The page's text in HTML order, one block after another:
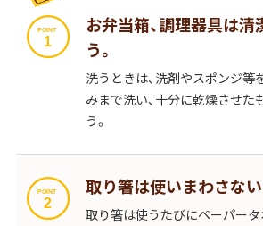
お弁当箱、調理器具は
う。
洗うときは、洗剤やスポンジ等
みまで洗い、十分に乾燥させた
う。
取り箸は使いまわさない
取り箸は使うたびにペーパータ